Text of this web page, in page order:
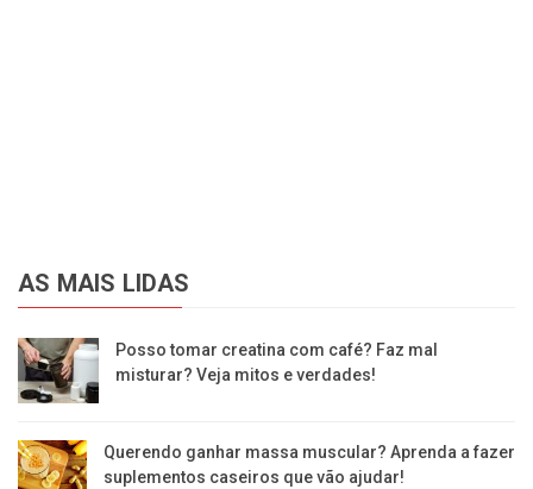
AS MAIS LIDAS
Posso tomar creatina com café? Faz mal
misturar? Veja mitos e verdades!
Querendo ganhar massa muscular? Aprenda a fazer
suplementos caseiros que vão ajudar!